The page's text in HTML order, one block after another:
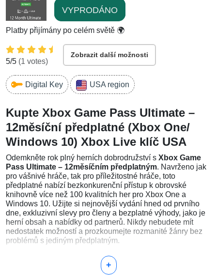
VYPRODÁNO
Platby přijímány po celém světě 🌍
5/5 (1 votes)
Zobrazit další možnosti
Digital Key USA region
Kupte Xbox Game Pass Ultimate –
12měsíční předplatné (Xbox One/
Windows 10) Xbox Live klíč USA
Odemkněte rok plný herních dobrodružství s Xbox Game
Pass Ultimate – 12měsíčním předplatným. Navrženo jak
pro vášnivé hráče, tak pro příležitostné hráče, toto
předplatné nabízí bezkonkurenční přístup k obrovské
knihovně více než 100 kvalitních her pro Xbox One a
Windows 10. Užijte si nejnovější vydání hned od prvního
dne, exkluzivní slevy pro členy a bezplatné výhody, jako je
herní obsah a nabídky od partnerů. Nikdy nebudete mít
nedostatek možností a prozkoumejte rozmanité žánry bez
problémů s jediným předplatným.
Proč koupit 12měsíční předplatné Xbox Game
+